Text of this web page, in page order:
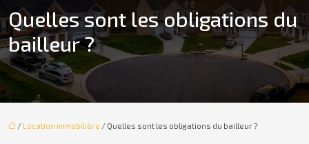
Quelles sont les obligations du
bailleur ?
/ Location immobilière / Quelles sont les obligations du bailleur ?